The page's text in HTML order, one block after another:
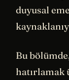
duyusal
Bu
hatırlamak